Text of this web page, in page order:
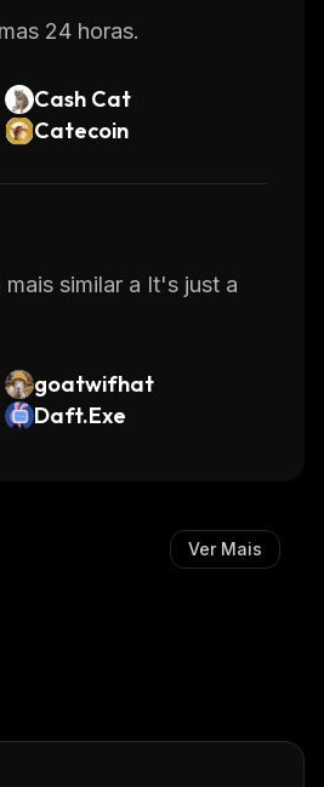
24 horas.
Cash Cat
Catecoin
similar a It's just a
goatwifhat
Daft.Exe
Ver Mais